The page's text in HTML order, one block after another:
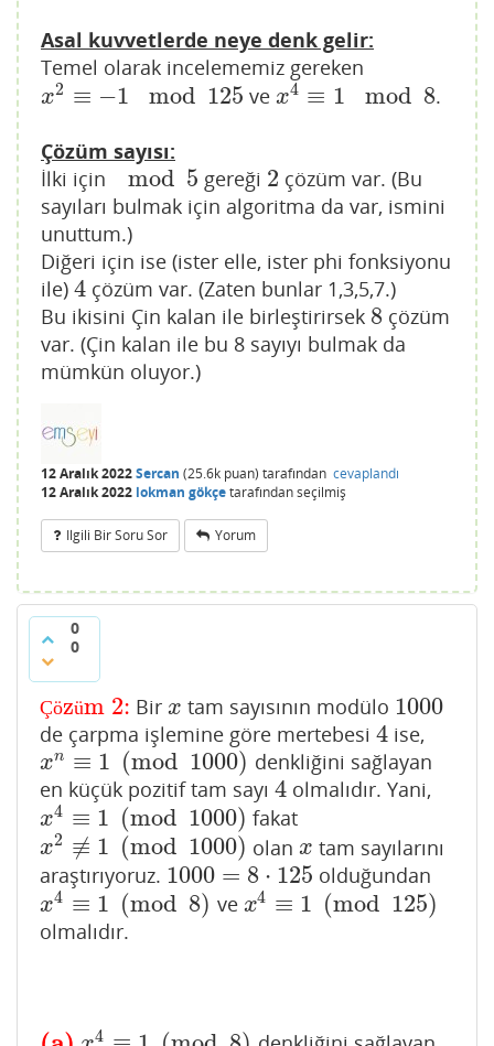
Asal kuvvetlerde neye denk gelir:
Temel olarak incelememiz gereken
x2 ≡ −1 mod 125
x2≡ −1 mod 125 ve x4 ≡ 1 mod 8
x4≡1mod 8 .
Çözüm sayısı:
İlki için
mod 5
mod5 gereği 2
2 çözüm var. (Bu
sayıları bulmak için algoritma da var, ismini
unuttum.)
Diğeri için ise (ister elle, ister phi fonksiyonu
ile) 4
4 çözüm var. (Zaten bunlar 1,3,5,7.)
Bu ikisini Çin kalan ile birleştirirsek 8
8 çözüm
var. (Çin kalan ile bu 8 sayıyı bulmak da
mümkün oluyor.)
12 Aralık 2022Sercan (25.6k puan) tarafından cevaplandı
12 Aralık 2022 lokman gökçetarafındanseçilmiş
Ilgili Bir Soru Sor Yorum
0
0
Çözüm 2:
Çözüm 2: Birx
x tam sayısının modülo 1000
1000
de çarpma işlemine göre mertebesi 4
4 ise,
xn ≡ 1 (mod 1000)
xn≡ 1( mod1000
denkliğini sağlayan
en küçük pozitif tam sayı 4
4 olmalıdır. Yani,
x4 ≡ 1 (mod 1000)
x4≡ 1( mod1000 fakat
x2 ≢ 1 (mod 1000)
x2≢1 mod1000 olan x
x tam sayılarını
araştırıyoruz. 1000 = 8 ⋅ 125
1000= 8⋅ 125 olduğundan
x4 ≡ 1 (mod 8)
x4≡ 1( mod8) ve x4 ≡ 1 (mod 125)
x4≡1( mod125)
olmalıdır.
4